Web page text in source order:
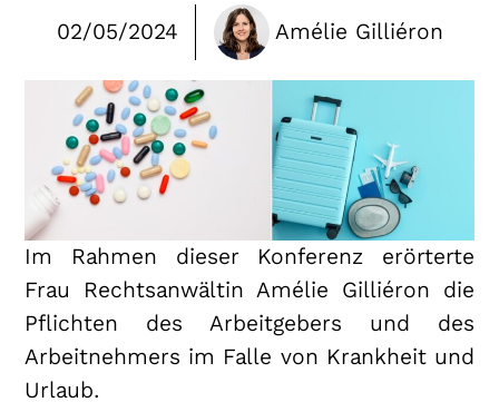
02/05/2024 Amélie Gilliéron
Im Rahmen dieser Konferenz erörterte
Frau Rechtsanwältin Amélie Gilliéron die
Pflichten des Arbeitgebers und des
Arbeitnehmers im Falle von Krankheit und
Urlaub.